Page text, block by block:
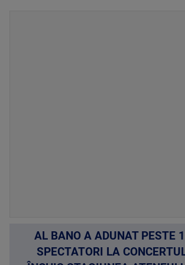
AL BANO A ADUNAT PESTE
SPECTATORI LA